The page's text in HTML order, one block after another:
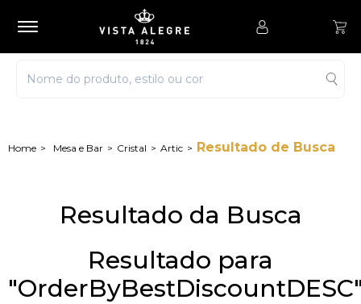
Mesa e Bar Cristal Artic Resultado de Busca
Resultado da Busca
Resultado para